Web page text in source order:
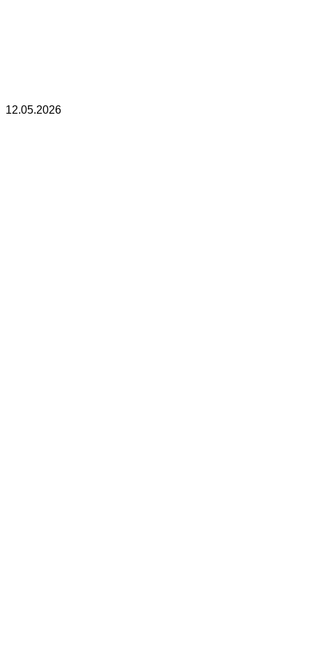
12.05.2026